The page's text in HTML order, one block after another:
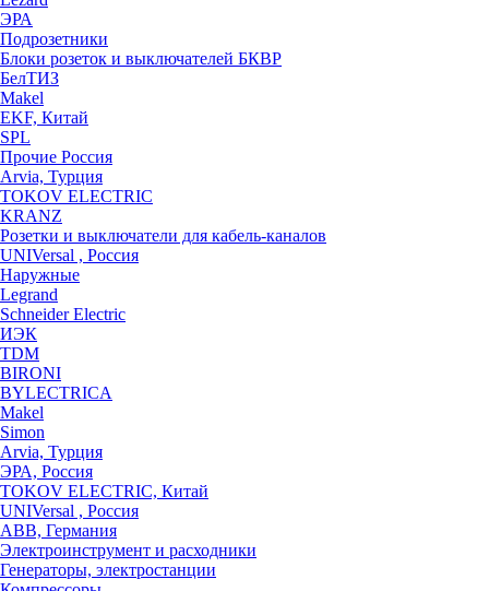
ЭРА
Подрозетники
Блоки розеток и выключателей БКВР
БелТИЗ
Makel
EKF, Китай
SPL
Прочие Россия
Arvia, Турция
TOKOV ELECTRIC
KRANZ
Розетки и выключатели для кабель-каналов
UNIVersal , Россия
Наружные
Legrand
Schneider Electric
ИЭК
TDM
BIRONI
BYLECTRICA
Makel
Simon
Arvia, Турция
ЭРА, Россия
TOKOV ELECTRIC, Китай
UNIVersal , Россия
ABB, Германия
Электроинструмент и расходники
Генераторы, электростанции